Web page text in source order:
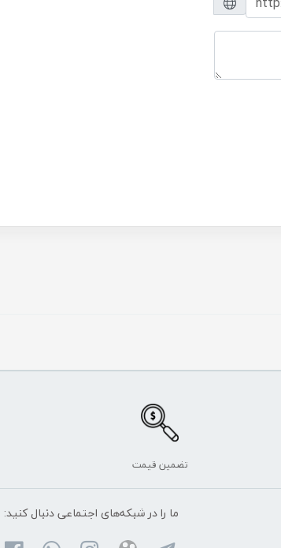
تضمین قیمت
ما را در شبکه‌های اجتماعی دنبال کنید: